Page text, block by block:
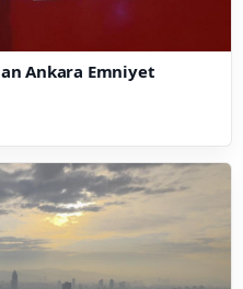
Ankara Emniyet